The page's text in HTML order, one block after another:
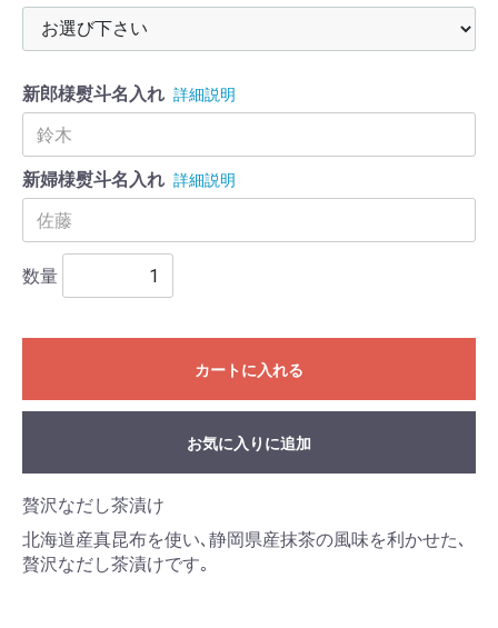
新郎様熨斗名入れ 詳細説明
新婦様熨斗名入れ 詳細説明
数量
カートに入れる
お気に入りに追加
贅沢なだし茶漬け
北海道産真昆布を使い､静岡県産抹茶の風味を利かせた､
贅沢なだし茶漬けです｡